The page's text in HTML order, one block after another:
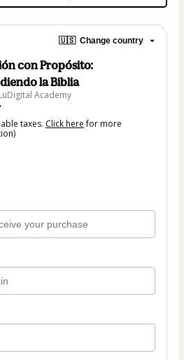
🇺🇸 Change country
con Propósito:
la Biblia
Academy
taxes. Click herefor more